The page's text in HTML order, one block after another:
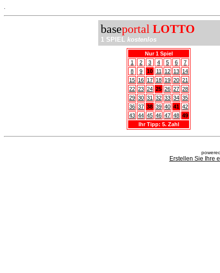
baseportal LOTTO
1 SPIEL kostenlos
Nur 1 Spiel
1
2 3 4 5 6
7
8
9 10 11 12 13 14
15 16 17 18 19 20 21
22 23 24 25 26 27 28
29 30 31 32 33 34 35
36 37 38 39 40 41 42
43 44 45 46 47 48 49
Ihr Tipp: 5. Zahl
Erstellen Sie Ihre